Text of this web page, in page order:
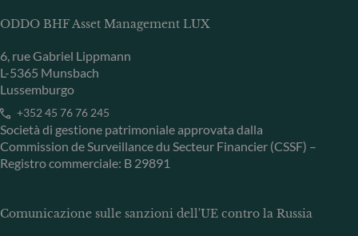
ODDO BHF Asset Management LUX
6, rue Gabriel Lippmann
L-5365 Munsbach
Lussemburgo
+352 45 76 76 245
Società di gestione patrimoniale approvata dalla
Commission de Surveillance du Secteur Financier (CSSF) –
Registro commerciale: B 29891
Comunicazione sulle sanzioni dell'UE contro la Russia